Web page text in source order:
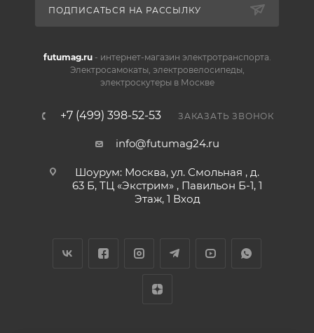
ПОДПИСАТЬСЯ НА РАССЫЛКУ
futumag.ru- интернет-магазин электротранспорта.
Электросамокаты, электровелосипеды,
электроскутеры в Москве
+7 (499) 398-52-53 ЗАКАЗАТЬ ЗВОНОК
info@futumag24.ru
Шоурум: Москва, ул. Смольная , д.
63 Б, ТЦ «Экстрим» , Павильон Б-1, 1
Этаж, 1 Вход